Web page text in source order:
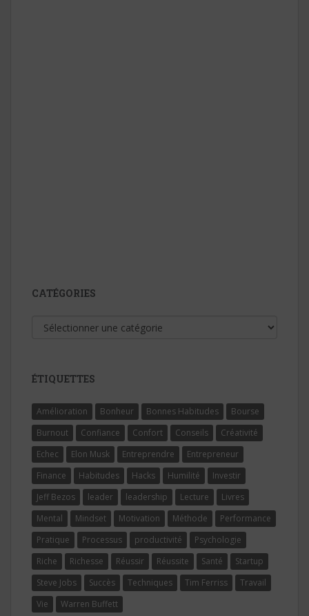
CATÉGORIES
Catégories
ÉTIQUETTES
Amélioration Bonheur Bonnes Habitudes
Bourse
Burnout
Confiance Confort Conseils
Créativité
Echec
Elon Musk Entreprendre
Entrepreneur
Finance
Habitudes Hacks Humilité
Investir
Jeff Bezos
leader leadership Lecture
Livres
Mental
Mindset Motivation Méthode
Performance
Pratique
Processus productivité
Psychologie
Riche
Richesse Réussir Réussite Santé
Startup
Steve Jobs
Succès Techniques Tim Ferriss
Travail
Vie
Warren Buffett